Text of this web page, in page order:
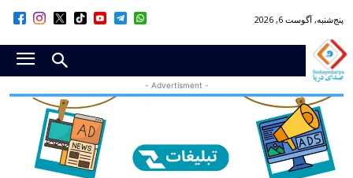
پنج‌شنبه, آگوست 6, 2026
- Advertisment -